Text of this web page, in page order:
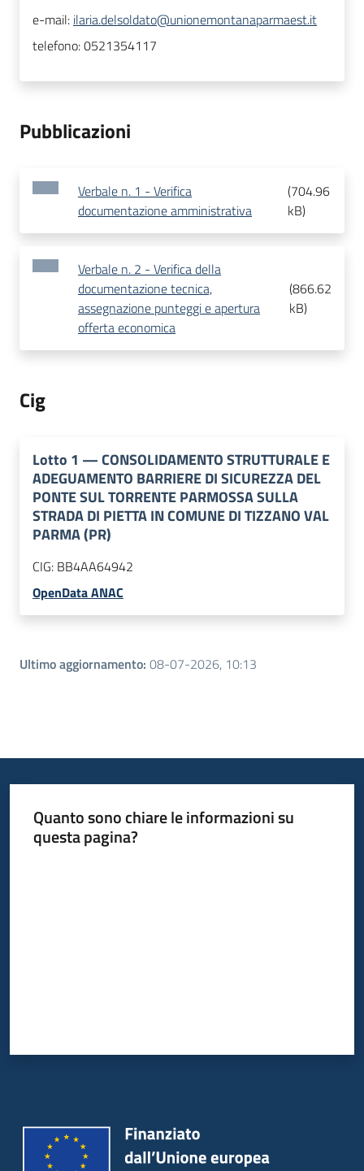
e-mail: ilaria.delsoldato@unionemontanaparmaest.it
telefono:0521354117
Pubblicazioni
Verbale n. 1 - Verifica
documentazione amministrativa
(704.96
kB)
Verbale n. 2 - Verifica della
documentazione tecnica,
assegnazione punteggi e apertura
offerta economica
(866.62
kB)
Cig
Lotto 1 —CONSOLIDAMENTO STRUTTURALE E
ADEGUAMENTO BARRIERE DI SICUREZZA DEL
PONTE SUL TORRENTE PARMOSSA SULLA
STRADA DI PIETTA IN COMUNE DI TIZZANO VAL
PARMA (PR)
CIG: BB4AA64942
OpenData ANAC
Ultimo aggiornamento: 08-07-2026, 10:13
Quanto sono chiare le informazioni su
questa pagina?